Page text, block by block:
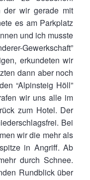
der wir gerade mit
es am Parkplatz
und ich musste
Gewerkschaft”
erkundeten wir
dann aber noch
“Alpinsteig Höll”
wir uns alle im
zum Hotel. Der
Bei
wir die mehr als
in Angriff. Ab
durch Schnee.
Rundblick über